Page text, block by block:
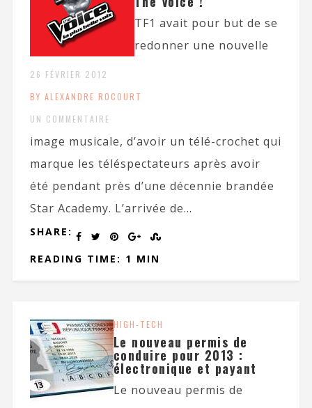
26 FÉVRIER 2012
BY ALEXANDRE ROCOURT
UN COMMENTAIRE
TF1 avait pour but de se
redonner une nouvelle
image musicale, d’avoir un télé-crochet qui
marque les téléspectateurs après avoir
été pendant près d’une décennie brandée
Star Academy. L’arrivée de...
SHARE:
READING TIME: 1 MIN
HIGH-TECH
Le nouveau permis de
conduire pour 2013 :
électronique et payant
Le nouveau permis de